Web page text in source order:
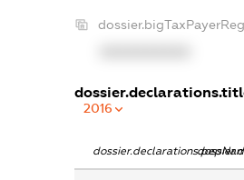
dossier.bigTaxPayerReg
2016